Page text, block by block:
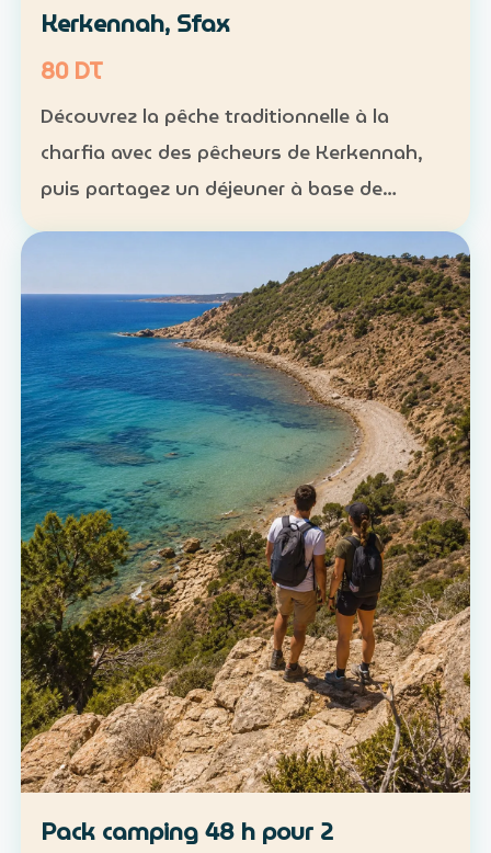
Kerkennah, Sfax
80 DT
Découvrez la pêche traditionnelle à la
charfia avec des pêcheurs de Kerkennah,
puis partagez un déjeuner à base de
poisson. Expérience : sortie en mer et
découverte d’une technique de pêche
ancestrale Patrimoine : la c…
Pack camping 48 h pour 2